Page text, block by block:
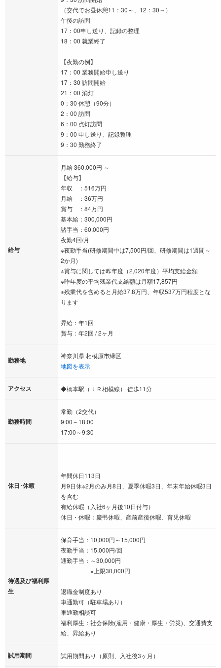
（交代でお昼休憩11：30～、12：30～）
午後の訪問
17：00申し送り、記録の整理
18：00 就業終了
【夜勤の例】
17：00 業務開始申し送り
17：30 訪問開始
21：00 消灯
0：30 休憩（90分）
2：00 訪問
6：00 点灯訪問
9：00 申し送り、記録整理
9：30 勤務終了
給与
月給 360,000円 ～
【給与】
年収 ：516万円
月給 ：36万円
賞与 ：84万円
基本給：300,000円
諸手当：60,000円
夜勤4回/月
※夜勤手当(研修期間中は7,500円/回、研修期間は1週間～
2か月)
※賞与に関しては昨年度（2,020年度）平均支給金額
※昨年度の平均残業代支給額は月額17,857円
※残業代を含めると月給37.8万円、年収537万円程度とな
ります
昇給：年1回
賞与：年2回 / 2ヶ月
勤務地
神奈川県 相模原市緑区
地図を表示
アクセス ◆橋本駅（ＪＲ相模線） 徒歩11分
勤務時間
常勤（2交代）
9:00～18:00
17:00～9:30
休日･休暇
年間休日113日
月9日休※2月のみ月8日、夏季休暇3日、年末年始休暇3日
を含む
有給休暇（入社6ヶ月後10日付与）
休日・休暇：慶弔休暇、産前産後休暇、育児休暇
待遇及び福利厚
生
保育手当：10,000円～15,000円
夜勤手当：15,000円/回
通勤手当：～30,000円
※上限30,000円
退職金制度あり
車通勤可（駐車場あり）
車通勤相談可
福利厚生：社会保険(雇用・健康・厚生・労災)、交通費支
給、昇給あり
試用期間 試用期間あり（原則、入社後3ヶ月）